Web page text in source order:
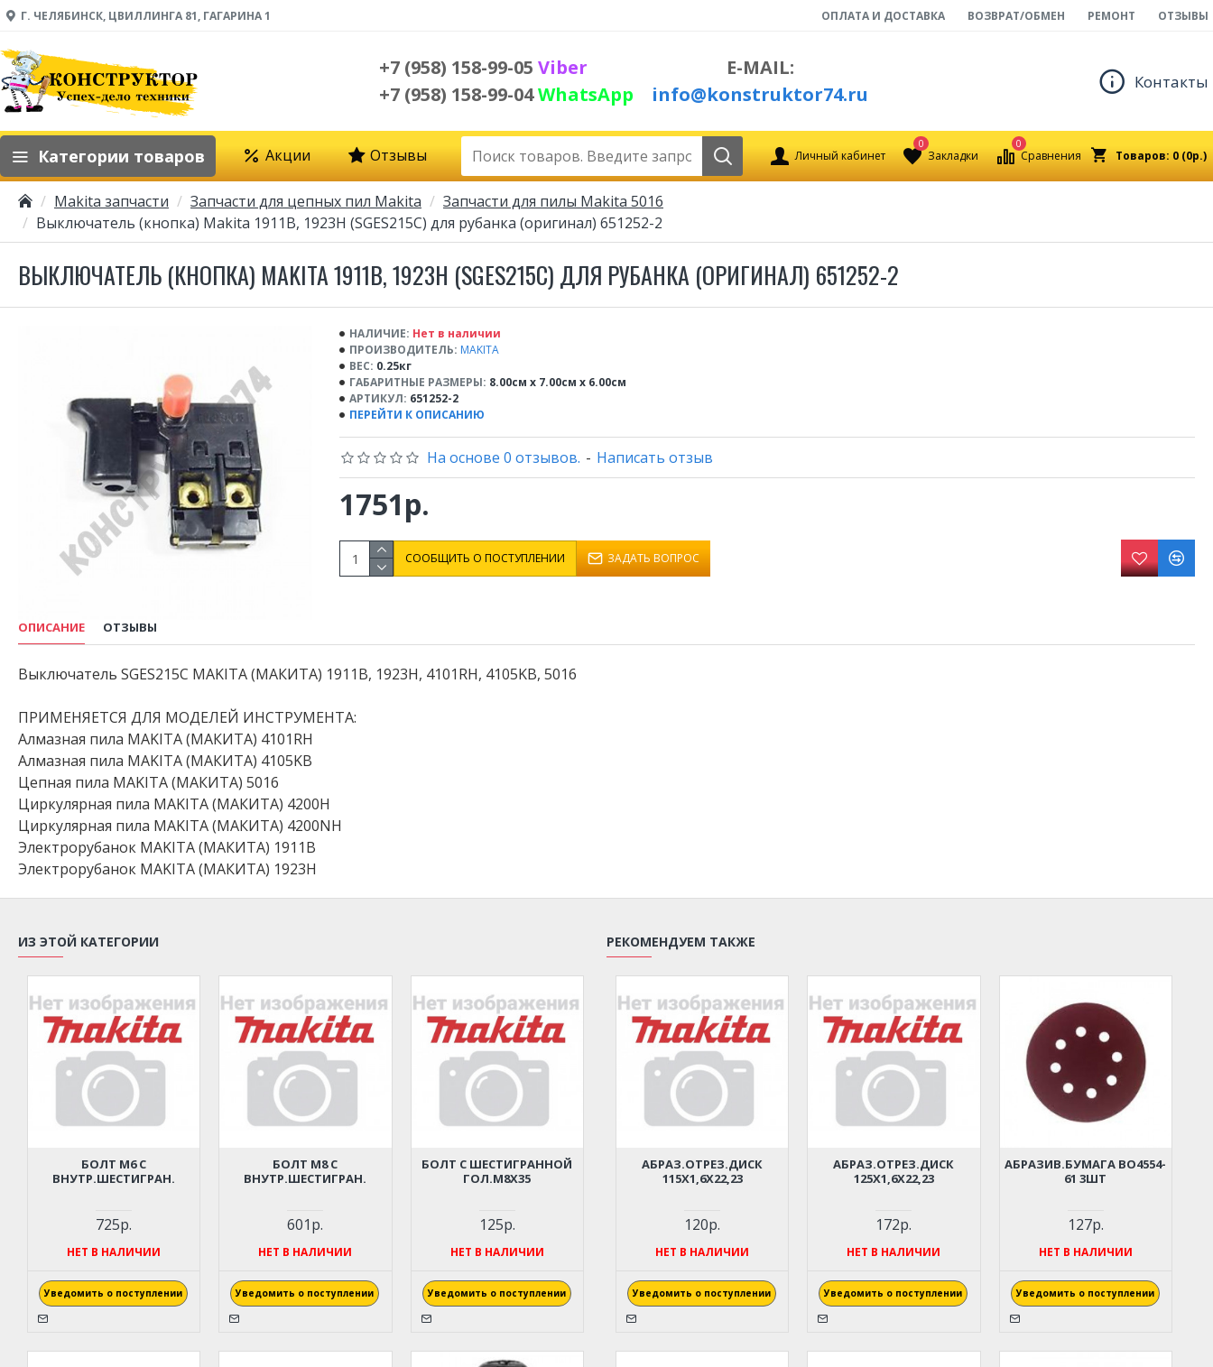
Г. ЧЕЛЯБИНСК, ЦВИЛЛИНГА 81, ГАГАРИНА 1 ОПЛАТА И ДОСТАВКА ВОЗВРАТ/ОБМЕН РЕМОНТ ОТЗЫВЫ
+7 (958) 158-99-05 Viber
+7 (958) 158-99-04WhatsApp
E-MAIL:
info@konstruktor74.ru
Контакты
Категории товаров Акции Отзывы Личный кабинет Закладки
0
Сравнения
0
Товаров: 0 (0р.)
Makita запчасти Запчасти для цепных пил Makita
Запчасти для пилы Makita 5016
Выключатель (кнопка) Makita 1911B, 1923H (SGES215C) для рубанка (оригинал) 651252-2
ВЫКЛЮЧАТЕЛЬ (КНОПКА) MAKITA 1911B, 1923H (SGES215C) ДЛЯ РУБАНКА (ОРИГИНАЛ) 651252-2
НАЛИЧИЕ: Нет в наличии
ПРОИЗВОДИТЕЛЬ: MAKITA
ВЕС: 0.25кг
ГАБАРИТНЫЕ РАЗМЕРЫ: 8.00см x 7.00см x 6.00см
АРТИКУЛ: 651252-2
ПЕРЕЙТИ К ОПИСАНИЮ
На основе 0 отзывов. - Написать отзыв
1751р.
СООБЩИТЬ О ПОСТУПЛЕНИИ ЗАДАТЬ ВОПРОС
ОПИСАНИЕ ОТЗЫВЫ
Выключатель SGES215C MAKITA (МАКИТА) 1911B, 1923H, 4101RH, 4105KB, 5016
ПРИМЕНЯЕТСЯ ДЛЯ МОДЕЛЕЙ ИНСТРУМЕНТА:
Алмазная пила MAKITA (МАКИТА) 4101RH
Алмазная пила MAKITA (МАКИТА) 4105KB
Цепная пила MAKITA (МАКИТА) 5016
Циркулярная пила MAKITA (МАКИТА) 4200H
Циркулярная пила MAKITA (МАКИТА) 4200NH
Электрорубанок MAKITA (МАКИТА) 1911B
Электрорубанок MAKITA (МАКИТА) 1923H
ИЗ ЭТОЙ КАТЕГОРИИ
БОЛТ M6 С
ВНУТР.ШЕСТИГРАН.
725р.
НЕТ В НАЛИЧИИ
Уведомить о поступлении
БОЛТ M8 С
ВНУТР.ШЕСТИГРАН.
601р.
НЕТ В НАЛИЧИИ
Уведомить о поступлении
БОЛТ С ШЕСТИГРАННОЙ
ГОЛ.M8Х35
125р.
НЕТ В НАЛИЧИИ
Уведомить о поступлении
РЕКОМЕНДУЕМ ТАКЖЕ
АБРАЗ.ОТРЕЗ.ДИСК
115Х1,6Х22,23
120р.
НЕТ В НАЛИЧИИ
Уведомить о поступлении
АБРАЗ.ОТРЕЗ.ДИСК
125Х1,6Х22,23
172р.
НЕТ В НАЛИЧИИ
Уведомить о поступлении
АБРАЗИВ.БУМАГА BO4554-
61 3ШТ
127р.
НЕТ В НАЛИЧИИ
Уведомить о поступлении